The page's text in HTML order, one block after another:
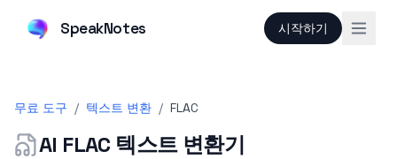
SpeakNotes 시작하기
무료 도구 / 텍스트 변환 / FLAC
AI FLAC 텍스트 변환기